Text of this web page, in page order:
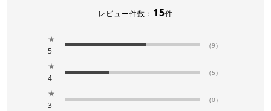
レビュー件数： 15件
★
5
(9)
★
4
(5)
★
3
(0)